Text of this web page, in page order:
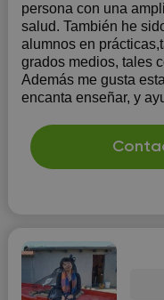
persona con una
salud. También he
alumnos en
grados medios, tales
Además me gusta
encanta enseñar, y